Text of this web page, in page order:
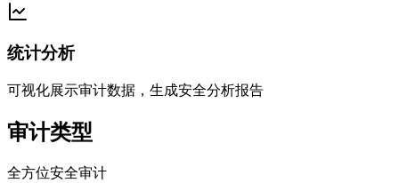
统计分析
可视化展示审计数据，生成安全分析报告
审计类型
全方位安全审计